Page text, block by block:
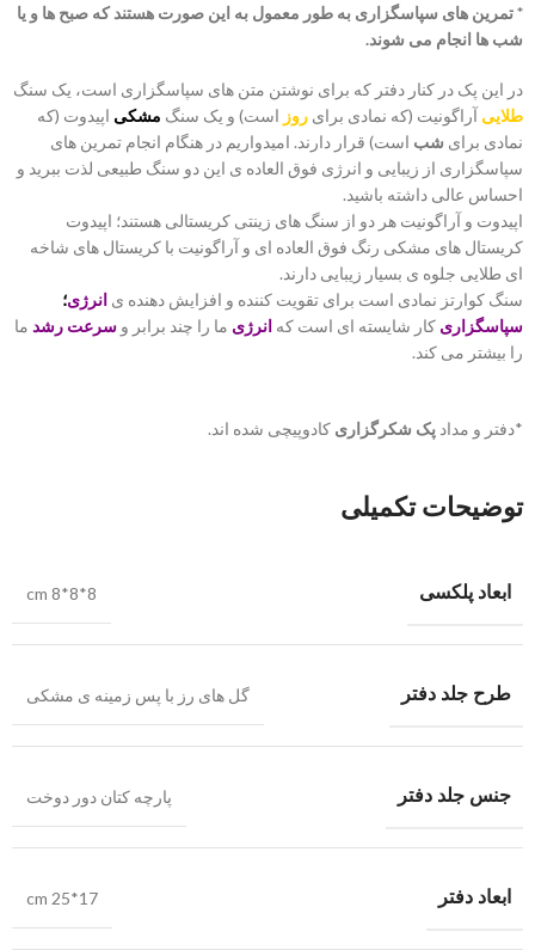
* تمرین های سپاسگزاری به طور معمول به این صورت هستند که صبح ها و یا
شب ها انجام می شوند.
در این پک در کنار دفتر که برای نوشتن متن های سپاسگزاری است، یک سنگ
طلایی آراگونیت (که نمادی برای روز است) و یک سنگ مشکی اپیدوت (که
نمادی برای شب است) قرار دارند. امیدواریم در هنگام انجام تمرین های
سپاسگزاری از زیبایی و انرژی فوق العاده ی این دو سنگ طبیعی لذت ببرید و
احساس عالی داشته باشید.
اپیدوت و آراگونیت هر دو از سنگ های زینتی کریستالی هستند؛ اپیدوت
کریستال های مشکی رنگ فوق العاده ای و آراگونیت با کریستال های شاخه
ای طلایی جلوه ی بسیار زیبایی دارند.
سنگ کوارتز نمادی است برای تقویت کننده و افزایش دهنده ی انرژی؛
سپاسگزاری کار شایسته ای است که انرژی ما را چند برابر و سرعت رشد ما
را بیشتر می کند.
*دفتر و مداد پک شکرگزاری کادوپیچی شده اند.
توضیحات تکمیلی
ابعاد پلکسی cm 8*8*8
طرح جلد دفتر گل های رز با پس زمینه ی مشکی
جنس جلد دفتر پارچه کتان دور دوخت
ابعاد دفتر cm 25*17